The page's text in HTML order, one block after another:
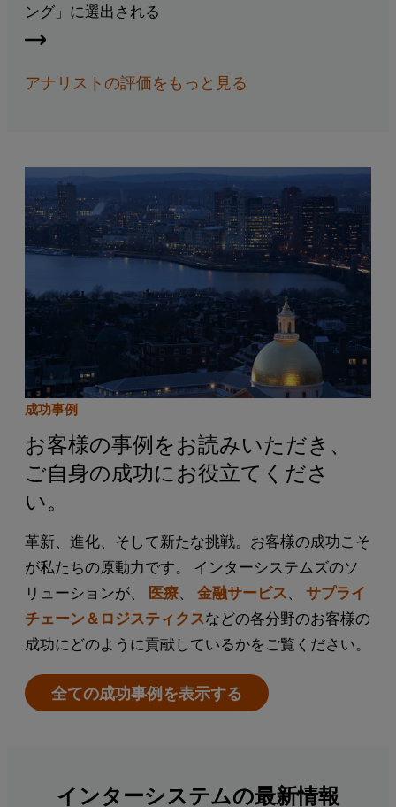
ング」に選出される
アナリストの評価をもっと見る
成功事例
お客様の事例をお読みいただき、
ご自身の成功にお役立てくださ
い。
革新、進化、そして新たな挑戦。お客様の成功こそ
が私たちの原動力です。 インターシステムズのソ
リューションが、
医療、 金融サービス、 サプライ
チェーン＆ロジスティクスなどの各分野のお客様の
成功にどのように貢献しているかをご覧ください。
全ての成功事例を表示する
インターシステムの最新情報